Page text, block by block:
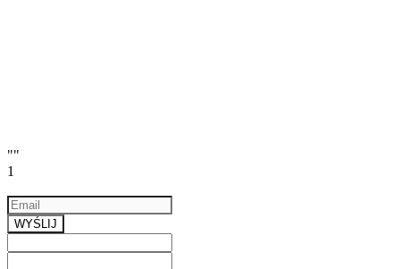
""
1
WYŚLIJ